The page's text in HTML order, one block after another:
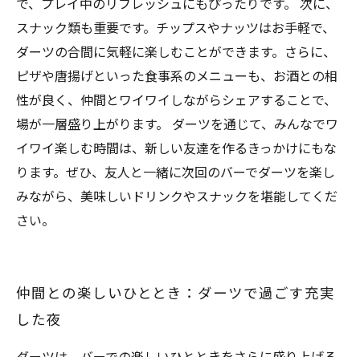
で、プレイ中のリフレッシュにもぴったりです。 次に、
スナック類も重要です。チップスやナッツはお手軽で、
ダーツの合間に気軽に楽しむことができます。さらに、
ピザや唐揚げといった食事系のメニューも、お酒との相
性が良く、仲間とワイワイしながらシェアすることで、
場が一層盛り上がります。 ダーツを通じて、みんなでワ
イワイ楽しむ時間は、新しい友達を作るきっかけにもな
ります。ぜひ、友人と一緒に次回のバーでダーツを楽し
みながら、美味しいドリンクやスナックを堪能してくだ
さい。
仲間との楽しいひととき：ダーツで過ごす充実
した夜